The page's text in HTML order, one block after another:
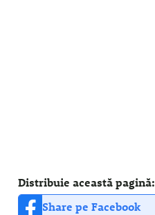
Distribuie această pagină:
Share pe Facebook